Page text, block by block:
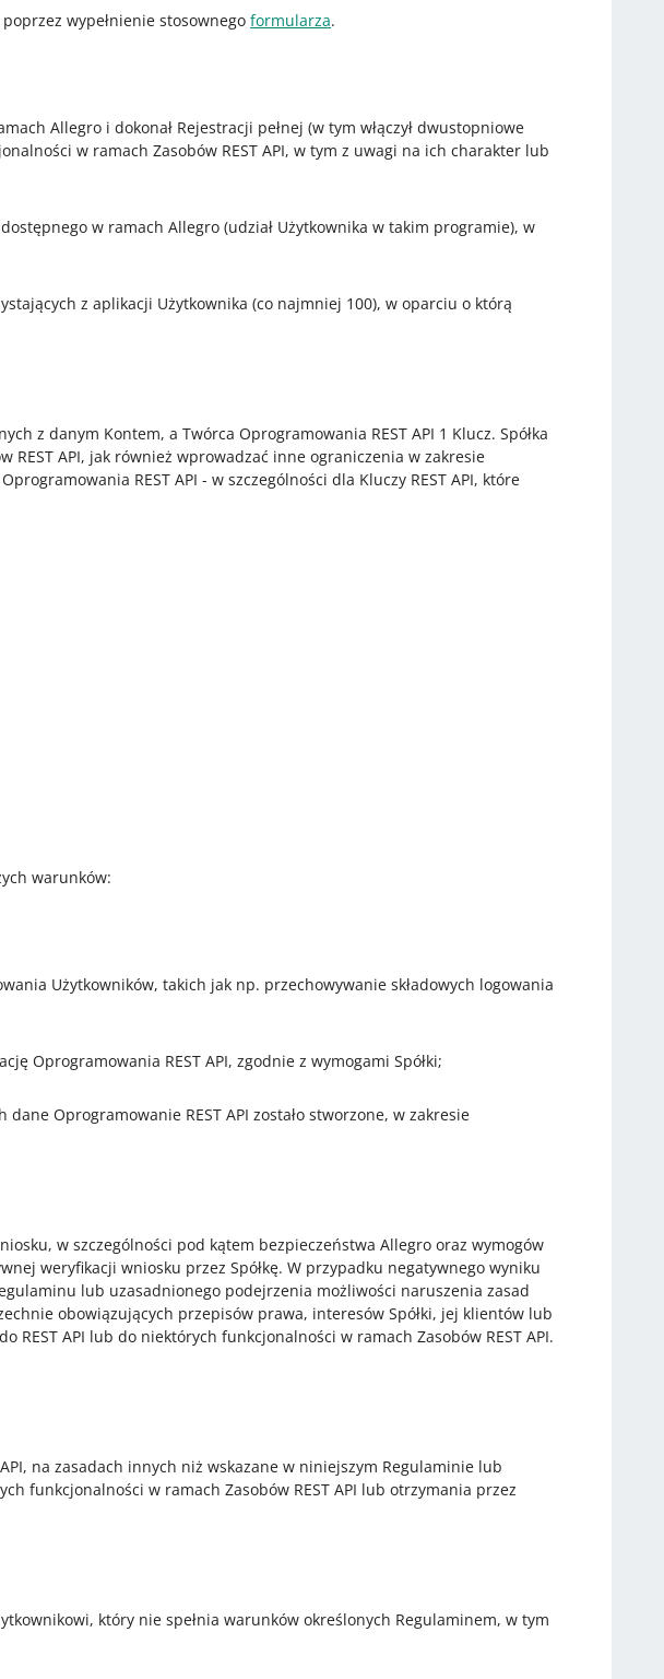
wypełnienie stosownego formularza.
Allegro i dokonał Rejestracji pełnej (w tym włączył dwustopniowe
w ramach Zasobów REST API, w tym z uwagi na ich charakter lub
w ramach Allegro (udział Użytkownika w takim programie), w
z aplikacji Użytkownika (co najmniej 100), w oparciu o którą
z danym Kontem, a Twórca Oprogramowania REST API 1 Klucz. Spółka
REST API, jak również wprowadzać inne ograniczenia w zakresie
REST API - w szczególności dla Kluczy REST API, które
warunków:
Użytkowników, takich jak np. przechowywanie składowych logowania
Oprogramowania REST API, zgodnie z wymogami Spółki;
Oprogramowanie REST API zostało stworzone, w zakresie
w szczególności pod kątem bezpieczeństwa Allegro oraz wymogów
weryfikacji wniosku przez Spółkę. W przypadku negatywnego wyniku
lub uzasadnionego podejrzenia możliwości naruszenia zasad
obowiązujących przepisów prawa, interesów Spółki, jej klientów lub
API lub do niektórych funkcjonalności w ramach Zasobów REST API.
na zasadach innych niż wskazane w niniejszym Regulaminie lub
funkcjonalności w ramach Zasobów REST API lub otrzymania przez
który nie spełnia warunków określonych Regulaminem, w tym